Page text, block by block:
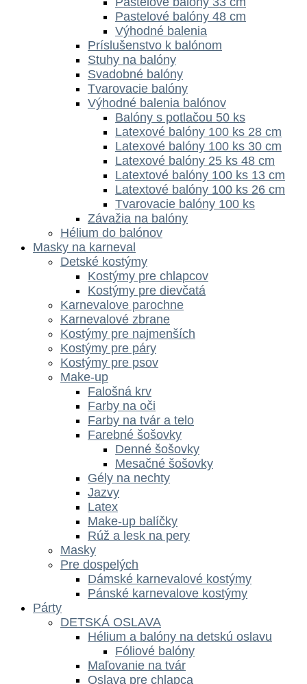
Pastelové balóny 48 cm
Výhodné balenia
Príslušenstvo k balónom
Stuhy na balóny
Svadobné balóny
Tvarovacie balóny
Výhodné balenia balónov
Balóny s potlačou 50 ks
Latexové balóny 100 ks 28 cm
Latexové balóny 100 ks 30 cm
Latexové balóny 25 ks 48 cm
Latextové balóny 100 ks 13 cm
Latextové balóny 100 ks 26 cm
Tvarovacie balóny 100 ks
Závažia na balóny
Hélium do balónov
Masky na karneval
Detské kostýmy
Kostýmy pre chlapcov
Kostýmy pre dievčatá
Karnevalove parochne
Karnevalové zbrane
Kostýmy pre najmenších
Kostýmy pre páry
Kostýmy pre psov
Make-up
Falošná krv
Farby na oči
Farby na tvár a telo
Farebné šošovky
Denné šošovky
Mesačné šošovky
Gély na nechty
Jazvy
Latex
Make-up balíčky
Rúž a lesk na pery
Masky
Pre dospelých
Dámské karnevalové kostýmy
Pánské karnevalove kostýmy
Párty
DETSKÁ OSLAVA
Hélium a balóny na detskú oslavu
Fóliové balóny
Maľovanie na tvár
Oslava pre chlapca